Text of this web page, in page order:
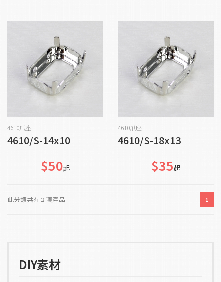
4610爪座
4610/S-14x10
$50起
4610爪座
4610/S-18x13
$35起
此分類共有 2 項產品 1
DIY素材